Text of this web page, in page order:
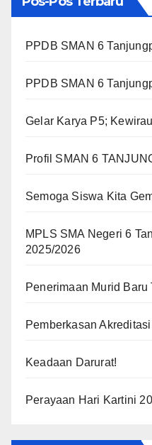
PPDB SMAN 6
PPDB SMAN 6
Gelar Karya P5;
Profil SMAN 6
Semoga Siswa Kita
MPLS SMA Negeri 6
2025/2026
Penerimaan Murid
Pemberkasan
Keadaan Darurat!
Perayaan Hari Kartini